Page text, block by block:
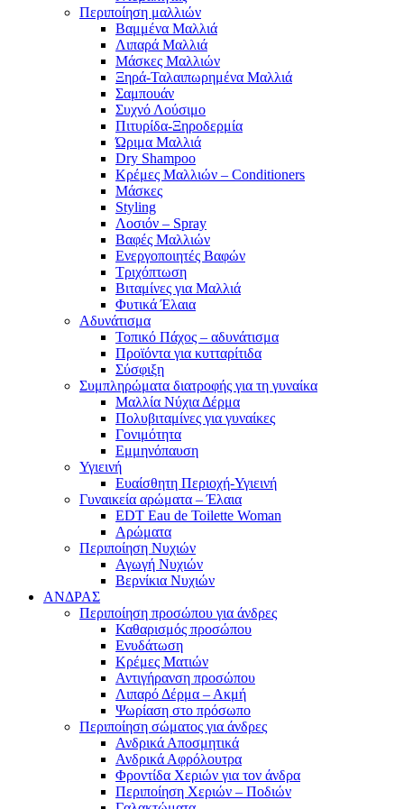
Περιποίηση μαλλιών
Βαμμένα Μαλλιά
Λιπαρά Μαλλιά
Μάσκες Μαλλιών
Ξηρά-Ταλαιπωρημένα Μαλλιά
Σαμπουάν
Συχνό Λούσιμο
Πιτυρίδα-Ξηροδερμία
Ώριμα Μαλλιά
Dry Shampoo
Κρέμες Μαλλιών – Conditioners
Μάσκες
Styling
Λοσιόν – Spray
Βαφές Μαλλιών
Ενεργοποιητές Βαφών
Τριχόπτωση
Βιταμίνες για Μαλλιά
Φυτικά Έλαια
Αδυνάτισμα
Τοπικό Πάχος – αδυνάτισμα
Προϊόντα για κυτταρίτιδα
Σύσφιξη
Συμπληρώματα διατροφής για τη γυναίκα
Μαλλία Νύχια Δέρμα
Πολυβιταμίνες για γυναίκες
Γονιμότητα
Εμμηνόπαυση
Υγιεινή
Ευαίσθητη Περιοχή-Υγιεινή
Γυναικεία αρώματα – Έλαια
EDT Eau de Toilette Woman
Αρώματα
Περιποίηση Νυχιών
Αγωγή Νυχιών
Βερνίκια Νυχιών
ΑΝΔΡΑΣ
Περιποίηση προσώπου για άνδρες
Καθαρισμός προσώπου
Ενυδάτωση
Κρέμες Ματιών
Αντιγήρανση προσώπου
Λιπαρό Δέρμα – Ακμή
Ψωρίαση στο πρόσωπο
Περιποίηση σώματος για άνδρες
Ανδρικά Αποσμητικά
Ανδρικά Αφρόλουτρα
Φροντίδα Χεριών για τον άνδρα
Περιποίηση Χεριών – Ποδιών